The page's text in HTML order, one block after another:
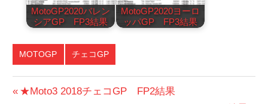
MotoGP2020バレン
シアGP FP3結果
MotoGP2020ヨーロ
ッパGP FP3結果
MOTOGP チェコGP
投
前
★Moto3 2018チェコGP FP2結果